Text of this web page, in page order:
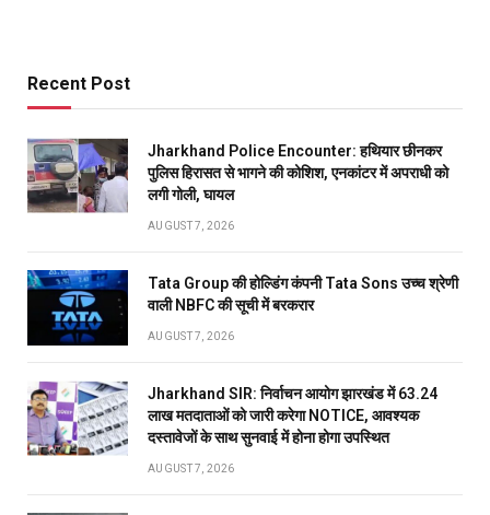
Recent Post
Jharkhand Police Encounter: हथियार छीनकर
पुलिस हिरासत से भागने की कोशिश, एनकांटर में अपराधी को
लगी गोली, घायल
AUGUST 7, 2026
Tata Group की होल्डिंग कंपनी Tata Sons उच्च श्रेणी
वाली NBFC की सूची में बरकरार
AUGUST 7, 2026
Jharkhand SIR: निर्वाचन आयोग झारखंड में 63.24
लाख मतदाताओं को जारी करेगा NOTICE, आवश्यक
दस्तावेजों के साथ सुनवाई में होना होगा उपस्थित
AUGUST 7, 2026